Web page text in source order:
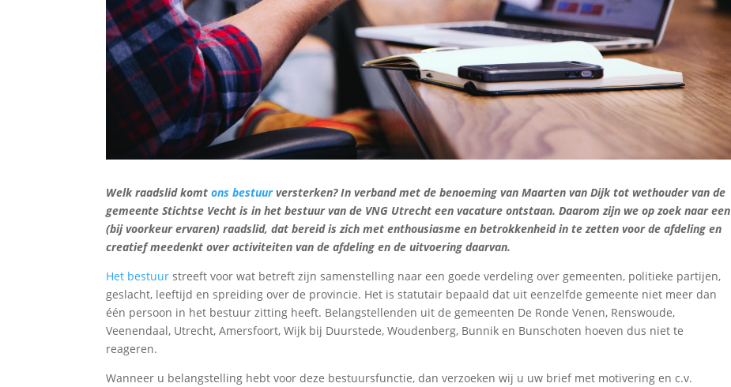
Welk raadslid komtons bestuurversterken? In verband met de benoeming van Maarten van Dijk tot wethouder van de
gemeente Stichtse Vecht is in het bestuur van de VNG Utrecht een vacature ontstaan. Daarom zijn we op zoek naar een
(bij voorkeur ervaren) raadslid, dat bereid is zich met enthousiasme en betrokkenheid in te zetten voor de afdeling en
creatief meedenkt over activiteiten van de afdeling en de uitvoering daarvan.
Het bestuur streeft voor wat betreft zijn samenstelling naar een goede verdeling over gemeenten, politieke partijen,
geslacht, leeftijd en spreiding over de provincie. Het is statutair bepaald dat uit eenzelfde gemeente niet meer dan
één persoon in het bestuur zitting heeft. Belangstellenden uit de gemeenten De Ronde Venen, Renswoude,
Veenendaal, Utrecht, Amersfoort, Wijk bij Duurstede, Woudenberg, Bunnik en Bunschoten hoeven dus niet te
reageren.
Wanneer u belangstelling hebt voor deze bestuursfunctie, dan verzoeken wij u uw brief met motivering en c.v.